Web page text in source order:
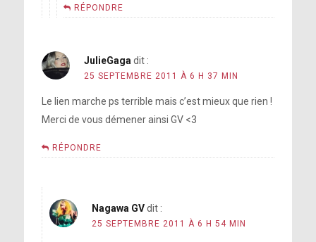
RÉPONDRE
JulieGaga dit :
25 SEPTEMBRE 2011 À 6 H 37 MIN
Le lien marche ps terrible mais c’est mieux que rien !
Merci de vous démener ainsi GV <3
RÉPONDRE
Nagawa GV dit :
25 SEPTEMBRE 2011 À 6 H 54 MIN